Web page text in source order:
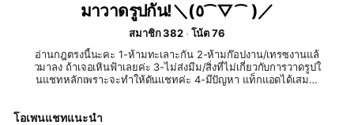
มาวาดรูปกัน!＼(٥⁀▽⁀ )／
สมาชิก 382
โน้ต 76
อ่านกฎตรงนี้นะคะ 1-ห้ามทะเลาะกัน 2-ห้ามก๊อปงาน/เทรซงานแล้
วมาลง ถ้าเจอเหินฟ้าเลยค่ะ 3-ไม่ส่งมีม/สิ่งที่ไม่เกี่ยวกับการวาดรูปใ
นแชทหลักเพราะจะทำให้ดันแชทค่ะ 4-มีปัญหา แท็กแอดได้เสมอเ
วาดรูป 7-ไม่คุยเรื่องที่ไม่เกี่ยวกับการวาดรูปในแชทหลักนะคะ ให้ไ
โอเพนแชทแนะนำ